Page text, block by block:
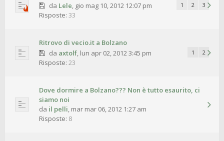
da Lele, gio mag 10, 2012 12:07 pm 1 2 3
Risposte: 33
Ritrovo di vecio.it a Bolzano
da axtolf, lun apr 02, 2012 3:45 pm 1 2
Risposte: 23
Dove dormire a Bolzano??? Non è tutto esaurito, ci
siamo noi
da il pelli, mar mar 06, 2012 1:27 am
Risposte: 8